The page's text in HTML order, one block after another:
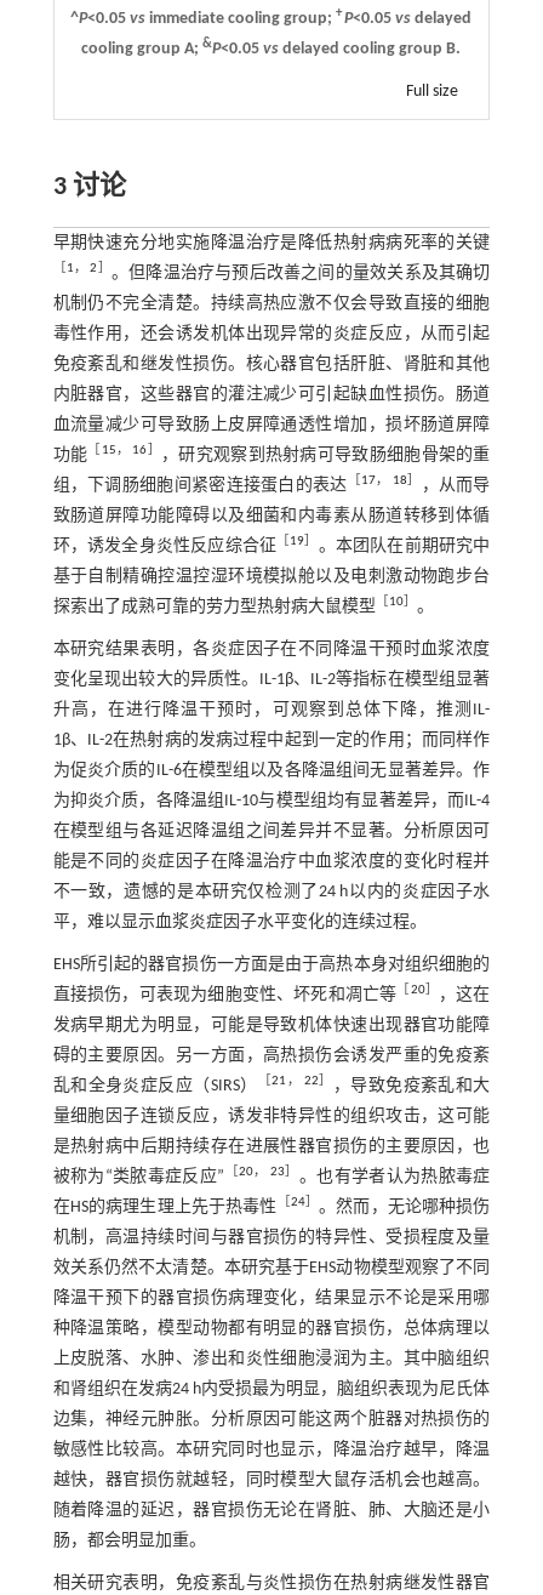
^P<0.05vs immediate cooling group; +P<0.05vs delayed
cooling group A;&P<0.05vs delayed cooling group B.
Full size
3 讨论
早期快速充分地实施降温治疗是降低热射病病死率的关键
1，2
。但降温治疗与预后改善之间的量效关系及其确切
机制仍不完全清楚。持续高热应激不仅会导致直接的细胞
毒性作用，还会诱发机体出现异常的炎症反应，从而引起
免疫紊乱和继发性损伤。核心器官包括肝脏、肾脏和其他
内脏器官，这些器官的灌注减少可引起缺血性损伤。肠道
血流量减少可导致肠上皮屏障通透性增加，损坏肠道屏障
功能
15， 16
，研究观察到热射病可导致肠细胞骨架的重
组，下调肠细胞间紧密连接蛋白的表达
17， 18
，从而导
致肠道屏障功能障碍以及细菌和内毒素从肠道转移到体循
环，诱发全身炎性反应综合征
19
。本团队在前期研究中
基于自制精确控温控湿环境模拟舱以及电刺激动物跑步台
探索出了成熟可靠的劳力型热射病大鼠模型
10］ 。
本研究结果表明，各炎症因子在不同降温干预时血浆浓度
变化呈现出较大的异质性。IL-1β、IL-2等指标在模型组显著
升高，在进行降温干预时，可观察到总体下降，推测IL-
1β、IL-2在热射病的发病过程中起到一定的作用；而同样作
为促炎介质的IL-6在模型组以及各降温组间无显著差异。作
为抑炎介质，各降温组IL-10与模型组均有显著差异，而IL-4
在模型组与各延迟降温组之间差异并不显著。分析原因可
能是不同的炎症因子在降温治疗中血浆浓度的变化时程并
不一致，遗憾的是本研究仅检测了24 h以内的炎症因子水
平，难以显示血浆炎症因子水平变化的连续过程。
EHS所引起的器官损伤一方面是由于高热本身对组织细胞的
直接损伤，可表现为细胞变性、坏死和凋亡等
20］
，这在
发病早期尤为明显，可能是导致机体快速出现器官功能障
碍的主要原因。另一方面，高热损伤会诱发严重的免疫紊
乱和全身炎症反应（SIRS）
［21 ， 22
，导致免疫紊乱和大
量细胞因子连锁反应，诱发非特异性的组织攻击，这可能
是热射病中后期持续存在进展性器官损伤的主要原因，也
被称为“类脓毒症反应”
20，23
。也有学者认为热脓毒症
在HS的病理生理上先于热毒性
24］ 。然而，无论哪种损伤
机制，高温持续时间与器官损伤的特异性、受损程度及量
效关系仍然不太清楚。本研究基于EHS动物模型观察了不同
降温干预下的器官损伤病理变化，结果显示不论是采用哪
种降温策略，模型动物都有明显的器官损伤，总体病理以
上皮脱落、水肿、渗出和炎性细胞浸润为主。其中脑组织
和肾组织在发病24 h内受损最为明显，脑组织表现为尼氏体
边集，神经元肿胀。分析原因可能这两个脏器对热损伤的
敏感性比较高。本研究同时也显示，降温治疗越早，降温
越快，器官损伤就越轻，同时模型大鼠存活机会也越高。
随着降温的延迟，器官损伤无论在肾脏、肺、大脑还是小
肠，都会明显加重。
相关研究表明，免疫紊乱与炎性损伤在热射病继发性器官